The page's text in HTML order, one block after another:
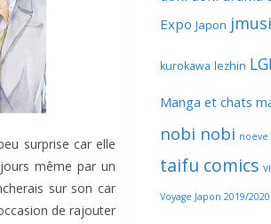
surprise car elle
même par un
sur son car
de rajouter
Expo Japon
kurokawa lezhin
Manga et chats
nobi nobi noeve
taifu comics
Voyage Japon 2019/2020